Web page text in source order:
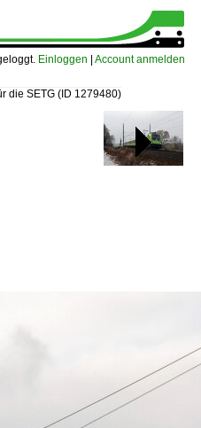
Einloggen Account anmelden
die SETG (ID 1279480)